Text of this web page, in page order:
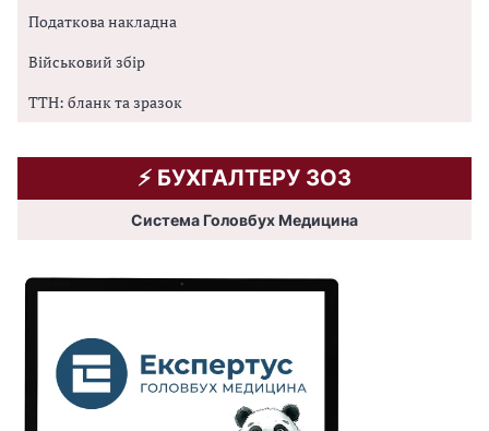
Податкова накладна
Військовий збір
ТТН: бланк та зразок
⚡️ БУХГАЛТЕРУ ЗОЗ
Система Головбух Медицина